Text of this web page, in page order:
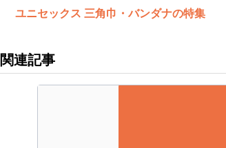
ユニセックス 三角巾・バンダナの特集
関連記事